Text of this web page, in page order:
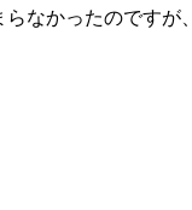
なかったのですが、